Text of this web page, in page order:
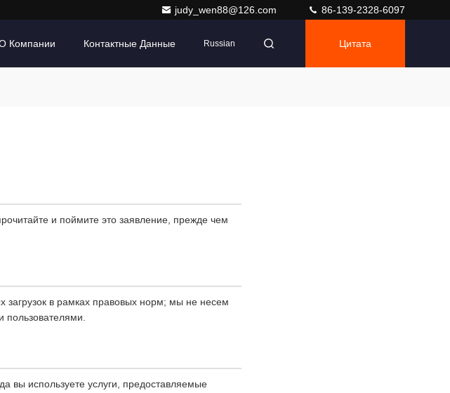
judy_wen88@126.com 86-139-2328-6097
Компании Контактные Данные Russian Цитата
и поймите это заявление, прежде чем
загрузок в рамках правовых норм; мы не несем
пользователями.
вы используете услуги, предоставляемые